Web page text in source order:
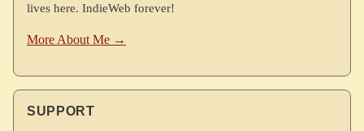
lives here. IndieWeb forever!
More About Me →
SUPPORT